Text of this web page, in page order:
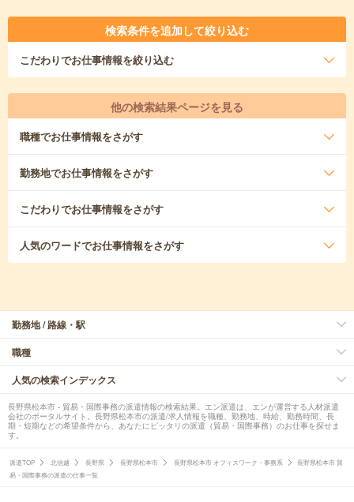
検索条件を追加して絞り込む
こだわりでお仕事情報を絞り込む
他の検索結果ページを見る
職種でお仕事情報をさがす
勤務地でお仕事情報をさがす
こだわりでお仕事情報をさがす
人気のワードでお仕事情報をさがす
勤務地 / 路線・駅
職種
人気の検索インデックス
長野県松本市 - 貿易・国際事務の派遣情報の検索結果。エン派遣は、エンが運営する人材派遣
会社のポータルサイト。長野県松本市の派遣/求人情報を職種、勤務地、時給、勤務時間、長
期・短期などの希望条件から、あなたにピッタリの派遣（貿易・国際事務）のお仕事を探せま
す。
派遣TOP 北信越 長野県 長野県松本市 長野県松本市 オフィスワーク・事務系
長野県松本市 貿
易・国際事務の派遣の仕事一覧